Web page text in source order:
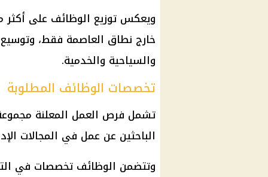
ويعكس توزيع الوظائف على
خارج نطاق العاصمة فقط،
والسياحية والخدمية.
تخصصات الوظائف المطلوبة
تشمل فرص العمل المعلنة
الباحثين عن عمل في المجالات
وتتضمن الوظائف تخصصات في